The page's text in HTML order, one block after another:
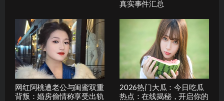
真实事件汇总
网红阿桃遭老公与闺蜜双重
背叛：婚房偷情称享受出轨
2026热门大瓜：今日吃瓜
热点：在线揭秘，开启你的